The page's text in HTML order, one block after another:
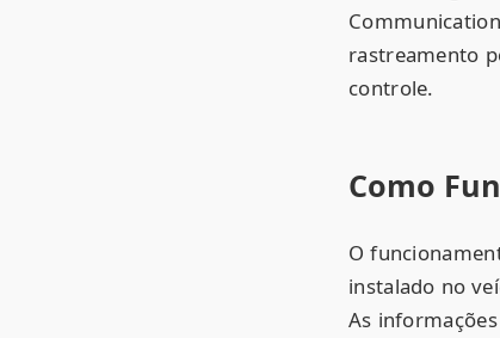
rastreamento
controle.
Como
O
instalado no
As